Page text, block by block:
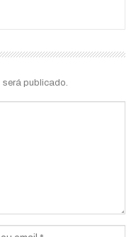
será publicado.